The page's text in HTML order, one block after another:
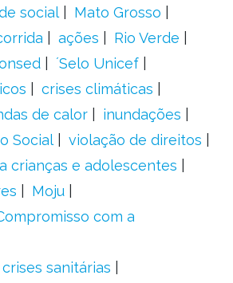
social
Mato Grosso
ações
Rio Verde
´Selo Unicef
crises climáticas
de calor
inundações
Social
violação de direitos
crianças e adolescentes
Moju
com a
crises sanitárias